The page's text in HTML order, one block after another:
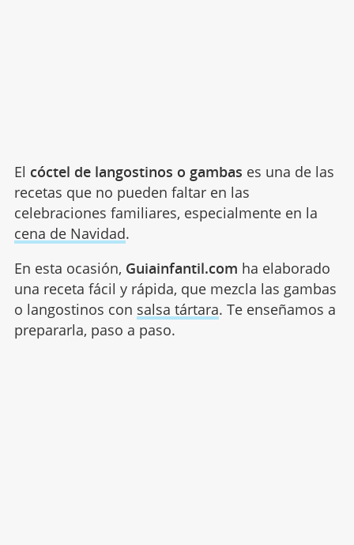
El cóctel de langostinos o gambas es una de las
recetas que no pueden faltar en las
celebraciones familiares, especialmente en la
cena de Navidad.
En esta ocasión, Guiainfantil.com ha elaborado
una receta fácil y rápida, que mezcla las gambas
o langostinos con salsa tártara. Te enseñamos a
prepararla, paso a paso.